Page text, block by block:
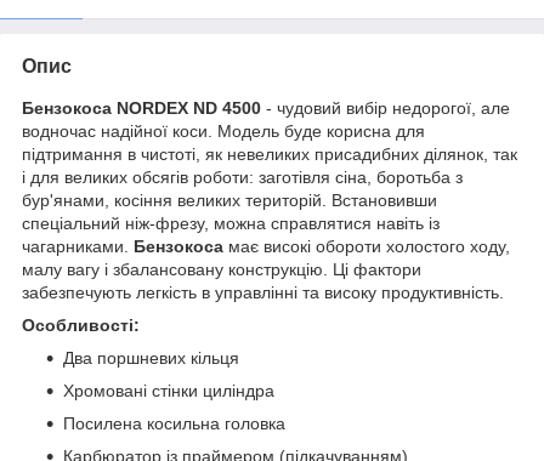
Опис
Бензокоса NORDEX ND 4500 - чудовий вибір недорогої, але
водночас надійної коси. Модель буде корисна для
підтримання в чистоті, як невеликих присадибних ділянок, так
і для великих обсягів роботи: заготівля сіна, боротьба з
бур'янами, косіння великих територій. Встановивши
спеціальний ніж-фрезу, можна справлятися навіть із
чагарниками.
Бензокоса має високі обороти холостого ходу,
малу вагу і збалансовану конструкцію. Ці фактори
забезпечують легкість в управлінні та високу продуктивність.
Особливості:
Два поршневих кільця
Хромовані стінки циліндра
Посилена косильна головка
Карбюратор із праймером (підкачуванням)